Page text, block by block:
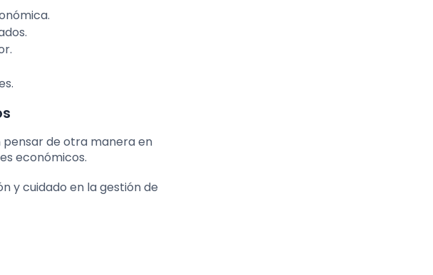
pensar de otra manera en
económicos.
y cuidado en la gestión de